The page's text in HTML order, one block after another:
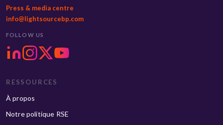
Press & media centre
info@lightsourcebp.com
FOLLOW US
RESSOURCES
À propos
Notre politique RSE